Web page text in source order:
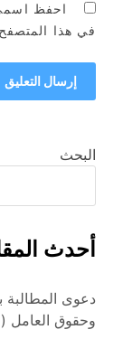
احفظ
في هذا
البحث
أحدث
دعوى المطالبة
وحقوق العامل (2026)